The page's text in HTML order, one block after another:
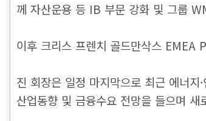
께 자산운용 등 IB 부문 강화 및 그룹
이후 크리스 프렌치 골드만삭스 EMEA
진 회장은 일정 마지막으로 최근 에너
산업동향 및 금융수요 전망을 들으며